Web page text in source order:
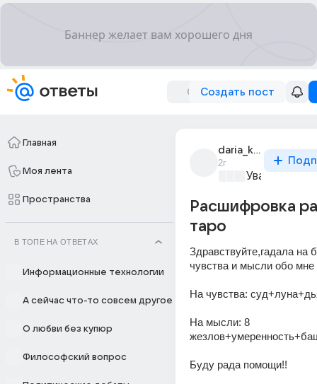
Создать пост
Главная
Моя лента
Пространства
В ТОПЕ НА ОТВЕТАХ
Информационные технологии
А сейчас что-то совсем другое
О любви без купюр
Философский вопрос
daria_kudrina_117
2г
Уважаемый
Расшифровка
таро
Здравствуйте,гадала на
чувства и мысли обо мне
На чувства:
На мысли: 8
Буду рада помощи!!